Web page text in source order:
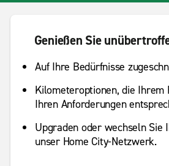
Genießen Sie
Auf Ihre Bedürfnisse
Kilometeroptionen, die Ihrem
Ihren Anforderungen
Upgraden oder wechseln Sie
unser Home City-Netzwerk.